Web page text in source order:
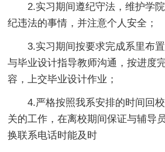
2.实习期间遵纪守法，维护学
纪违法的事情，并注意个人安全；
3.实习期间按要求完成系里布
与毕业设计指导教师沟通，按进度
容，上交毕业设计作业；
4.严格按照我系安排的时间回
关的工作，在离校期间保证与辅导
换联系电话时能及时